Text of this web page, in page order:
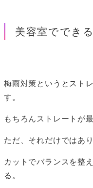
美容室ででき
梅雨対策というとスト
す。
もちろんストレートが
ただ、それだけではあ
カットでバランスを整
る。